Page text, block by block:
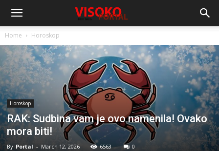
Home Horoskop
Horoskop
RAK: Sudbina vam je ovo namenila! Ovako
mora biti!
By Portal - March 12, 2026 6563 0